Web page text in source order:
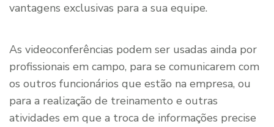
vantagens exclusivas para a sua equipe.
As videoconferências podem ser usadas ainda por
profissionais em campo, para se comunicarem com
os outros funcionários que estão na empresa, ou
para a realização de treinamento e outras
atividades em que a troca de informações precise